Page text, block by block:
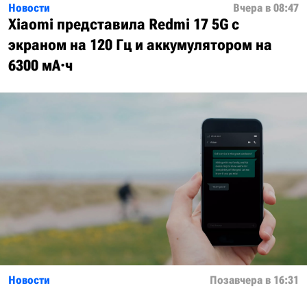
Новости Вчера в 08:47
Xiaomi представила Redmi 17 5G с
экраном на 120 Гц и аккумулятором на
6300 мА·ч
Новости Позавчера в 16:31